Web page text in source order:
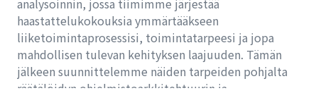
analysoinnin, jossa tiimimme järjestää
haastattelukokouksia ymmärtääkseen
liiketoimintaprosessisi, toimintatarpeesi ja jopa
mahdollisen tulevan kehityksen laajuuden. Tämän
jälkeen suunnittelemme näiden tarpeiden pohjalta
räätälöidyn ohjelmistoarkkitehtuurin ja